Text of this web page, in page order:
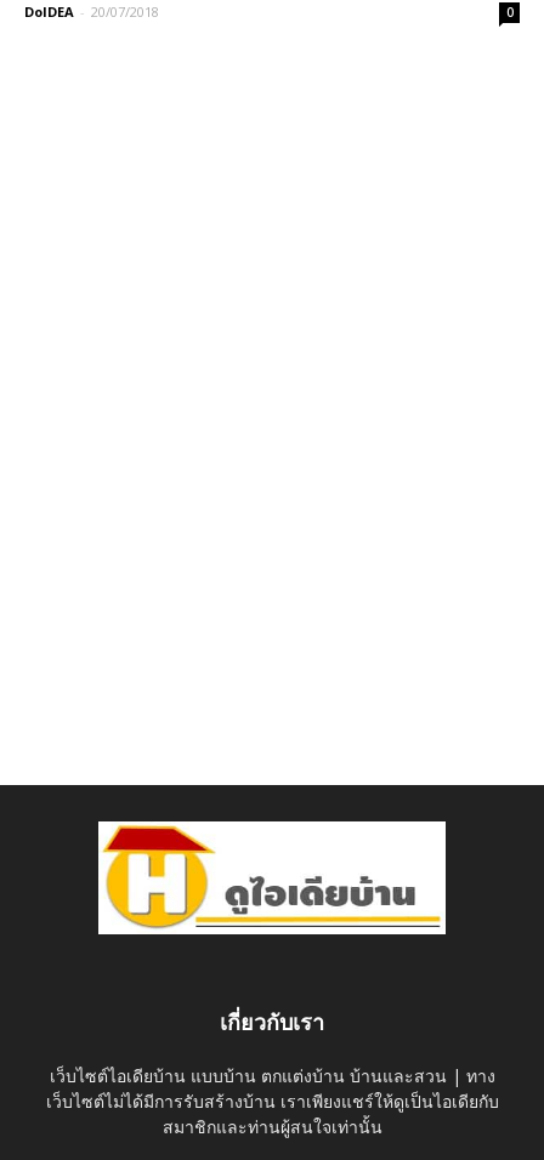
DoIDEA - 20/07/2018 0
เกี่ยวกับเรา
เว็บไซต์ไอเดียบ้าน แบบบ้าน ตกแต่งบ้าน บ้านและสวน | ทาง
เว็บไซต์ไม่ได้มีการรับสร้างบ้าน เราเพียงแชร์ให้ดูเป็นไอเดียกับ
สมาชิกและท่านผู้สนใจเท่านั้น